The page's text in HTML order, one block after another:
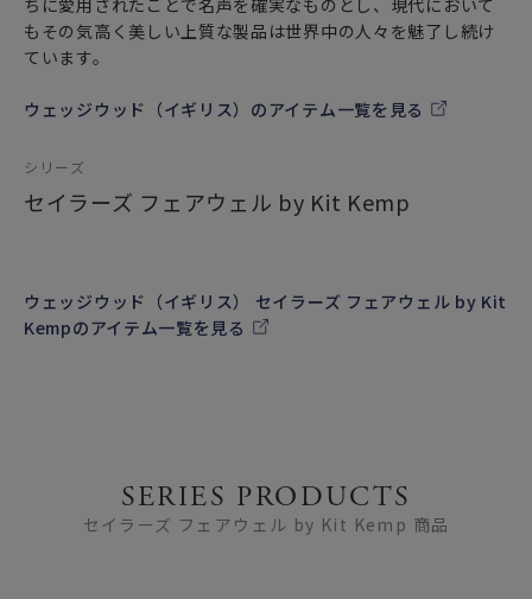
ペールブルーカラーのリネンのキャンバス地に赤い帆船や海
のモチーフなどの刺繍をあしらったような、ナチュラルでや
さしい風合いが特徴で、金縁がエレガントなアクセントとな
Kit Kemp（キット・ケンプ） は、ユニークでカラフルなフ
ァブリックの使い方で注目されるインテリア デザイナーであ
り、また、ロンドンとニューヨークに複数のデザインホテル
す。
彼女の手がけるホテルは、細部にもこだわったインテリアと
ちに愛用されたことで名声を確実なものとし、現代において
もその気高く美しい上質な製品は世界中の人々を魅了し続け
ています。
ウェッジウッド（イギリス）のアイテム一覧を見る
シリーズ
セイラーズ フェアウェル by Kit Kemp
ウェッジウッド（イギリス） セイラーズ フェアウェル by Kit
Kempのアイテム一覧を見る
SERIES PRODUCTS
セイラーズ フェアウェル by Kit Kemp 商品